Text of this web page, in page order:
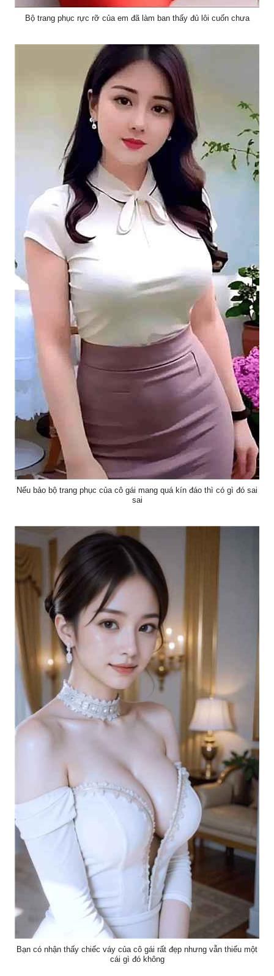
Bộ trang phục rực rỡ của em đã làm ban thấy đủ lôi cuốn chưa
Nếu bảo bộ trang phục của cô gái mang quá kín đáo thì có gì đó sai
sai
Bạn có nhận thấy chiếc váy của cô gái rất đẹp nhưng vẫn thiếu một
cái gì đó không